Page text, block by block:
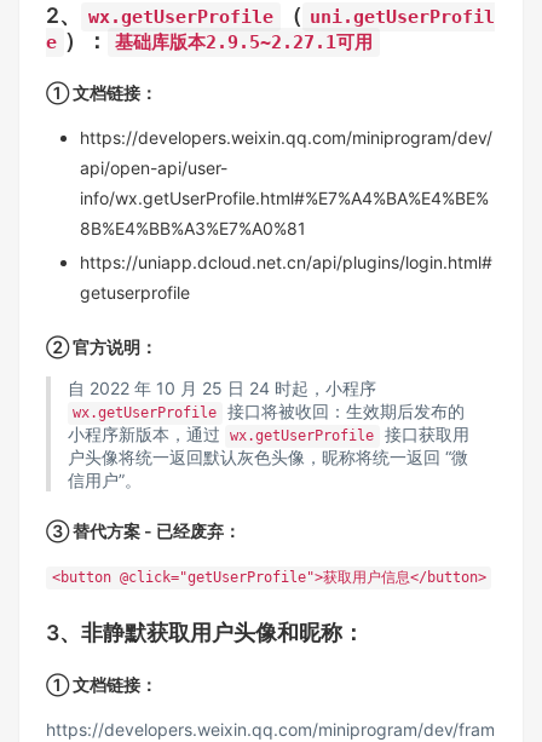
2、 wx.getUserProfile （ uni.getUserProfil
e ）： 基础库版本2.9.5~2.27.1可用
① 文档链接：
https://developers.weixin.qq.com/miniprogram/dev/
api/open-api/user-
info/wx.getUserProfile.html#%E7%A4%BA%E4%BE%
8B%E4%BB%A3%E7%A0%81
https://uniapp.dcloud.net.cn/api/plugins/login.html#
getuserprofile
② 官方说明：
自 2022 年 10 月 25 日 24 时起，小程序
wx.getUserProfile
接口将被收回：生效期后发布的
小程序新版本，通过
wx.getUserProfile
接口获取用
户头像将统一返回默认灰色头像，昵称将统一返回 “微
信用户”。
③ 替代方案 - 已经废弃：
<button @click="getUserProfile">获取用户信息</button>
3、非静默获取用户头像和昵称：
① 文档链接：
https://developers.weixin.qq.com/miniprogram/dev/fram